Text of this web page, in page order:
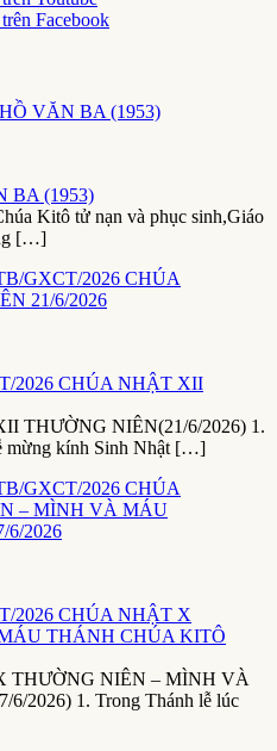
BA (1953)
Kitô tử nạn và phục sinh,Giáo
[…]
2026 CHÚA NHẬT XII
THƯỜNG NIÊN(21/6/2026) 1.
mừng kính Sinh Nhật […]
2026 CHÚA NHẬT X
THÁNH CHÚA KITÔ
THƯỜNG NIÊN – MÌNH VÀ
2026) 1. Trong Thánh lễ lúc